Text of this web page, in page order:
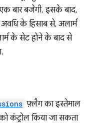
एक बार बजेगी. इसके बाद,
के हिसाब से, अलार्म
के सेट होने के बाद से
फ़्लैग का इस्तेमाल
कंट्रोल किया जा सकता